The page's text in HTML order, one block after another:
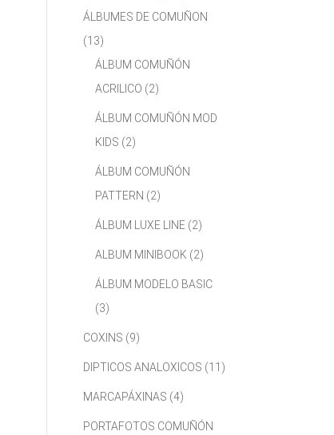
ÁLBUMES DE COMUÑON
(13)
ÁLBUM COMUÑÓN
ACRILICO (2)
ÁLBUM COMUÑÓN MOD
KIDS (2)
ÁLBUM COMUÑÓN
PATTERN (2)
ÁLBUM LUXE LINE (2)
ALBUM MINIBOOK (2)
ÁLBUM MODELO BASIC
(3)
COXINS (9)
DIPTICOS ANALOXICOS (11)
MARCAPÁXINAS (4)
PORTAFOTOS COMUÑÓN